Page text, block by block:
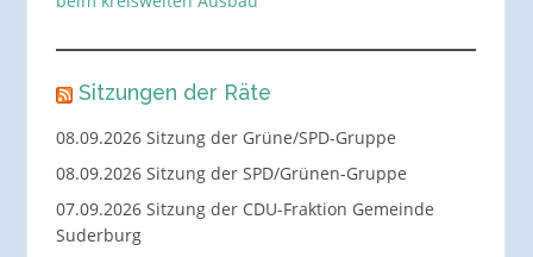
Sitzungen der Räte
08.09.2026 Sitzung der Grüne/SPD-Gruppe
08.09.2026 Sitzung der SPD/Grünen-Gruppe
07.09.2026 Sitzung der CDU-Fraktion Gemeinde
Suderburg